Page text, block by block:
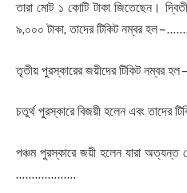
তারা মোট ১ কোটি টাকা জিতেছেন।
৯,০০০ টাকা, তাদের টিকিট নম্বর হল –
তৃতীয় পুরস্কারের জয়ীদের টিকিট নম্বর
চতুর্থ পুরস্কারে বিজয়ী হলেন এবং
পঞ্চম পুরস্কারে জয়ী হলেন যারা অত্যন্ত
……………….